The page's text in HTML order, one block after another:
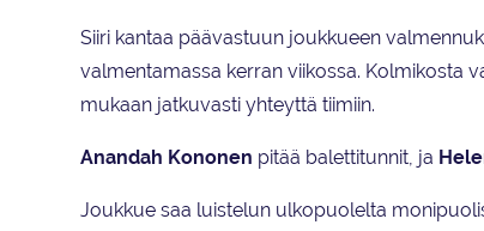
Siiri kantaa päävastuun joukkueen
valmentamassa kerran viikossa. Kolmikosta
mukaan jatkuvasti yhteyttä tiimiin.
Anandah Kononen pitää balettitunnit, ja
Joukkue saa luistelun ulkopuolelta